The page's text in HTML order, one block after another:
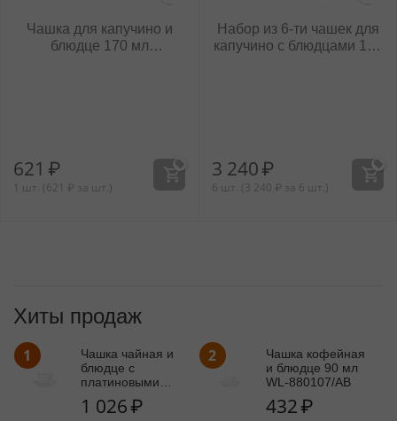
Чашка для капучино и
блюдце 170 мл
621 ₽
1 шт. (621 ₽ за шт.)
Набор из 6-ти чашек для
капучино с блюдцами 170
3 240₽
6 шт. (3 240 ₽ за 6 шт.)
Хиты продаж
1
Чашка чайная и
блюдце с
платиновыми
WL‑880.103.404/AB
1 026₽
2
Чашка кофейная
и блюдце 90 мл
WL‑880107/AB
432₽